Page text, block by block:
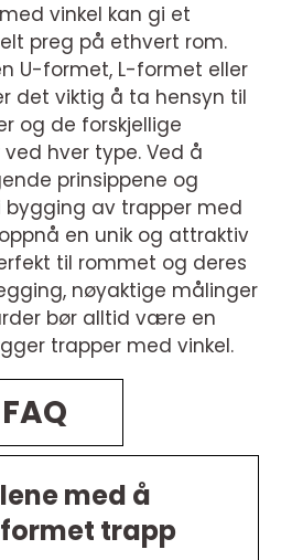
vinkel kan gi et
preg på ethvert rom.
U-formet, L-formet eller
det viktig å ta hensyn til
og de forskjellige
hver type. Ved å
prinsippene og
av trapper med
en unik og attraktiv
til rommet og deres
nøyaktige målinger
bør alltid være en
trapper med vinkel.
FAQ
med å
trapp